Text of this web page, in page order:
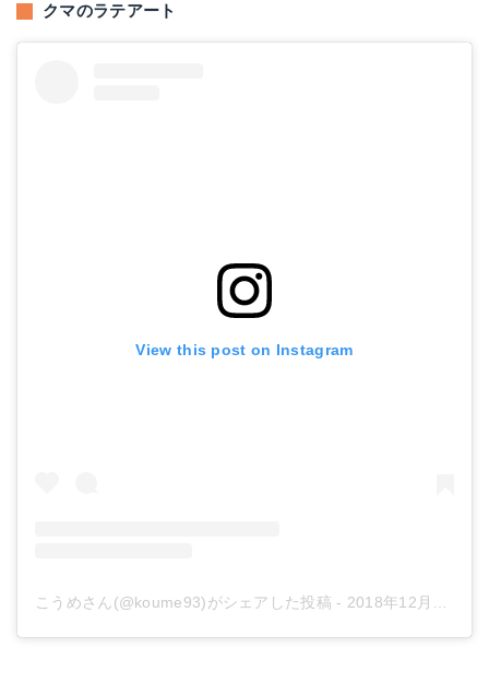
クマのラテアート
View this post on Instagram
こうめさん(@koume93)がシェアした投稿 - 2018年12月月30日午前3時56分PST